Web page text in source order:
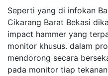
Seperti yang di infokan
Cikarang Barat Bekasi
impact hammer yang
monitor khusus. dalam
mendorong secara
pada monitor tiap